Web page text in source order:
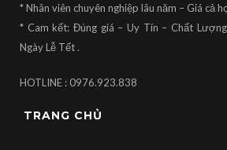
* Nhân viên chuyên nghiệp lâu năm – Giá cả
* Cam kết: Đúng giá – Uy Tín – Chất
Ngày Lễ Tết .
HOTLINE : 0976.923.838
TRANG CHỦ